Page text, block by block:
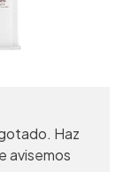
Haz
avisemos